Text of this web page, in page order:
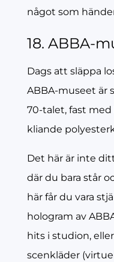
något som
18. ABBA-
Dags att släppa
ABBA-museet är
70-talet, fast
kliande
Det här är inte
där du bara står
här får du vara
hologram av
hits i studion,
scenkläder